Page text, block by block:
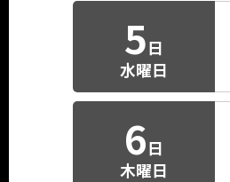
5日
水曜日
6日
木曜日